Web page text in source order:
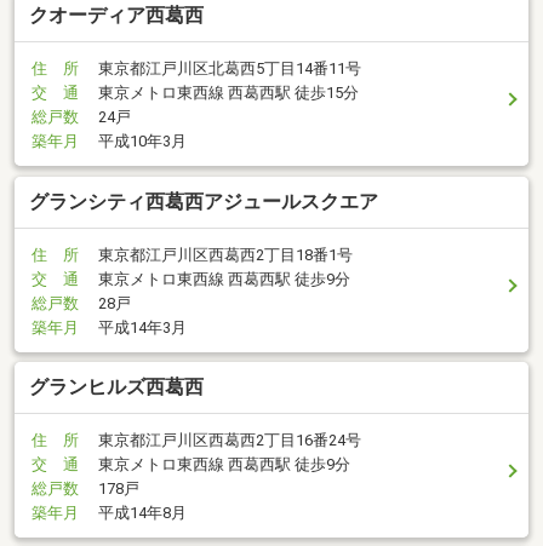
クオーディア西葛西
住 所
東京都江戸川区北葛西5丁目14番11号
交 通
東京メトロ東西線 西葛西駅 徒歩15分
総戸数
24戸
築年月
平成10年3月
グランシティ西葛西アジュールスクエア
住 所
東京都江戸川区西葛西2丁目18番1号
交 通
東京メトロ東西線 西葛西駅 徒歩9分
総戸数
28戸
築年月
平成14年3月
グランヒルズ西葛西
住 所
東京都江戸川区西葛西2丁目16番24号
交 通
東京メトロ東西線 西葛西駅 徒歩9分
総戸数
178戸
築年月
平成14年8月